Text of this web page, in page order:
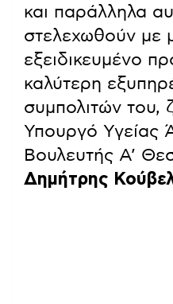
και παράλληλα
στελεχωθούν με
εξειδικευμένο
καλύτερη
συμπολιτών του,
Υπουργό Υγείας
Βουλευτής Α’
Δημήτρης